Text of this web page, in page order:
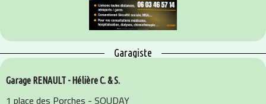
Garagiste
Garage RENAULT - Hélière C. & S.
1 place des Porches - SOUDAY